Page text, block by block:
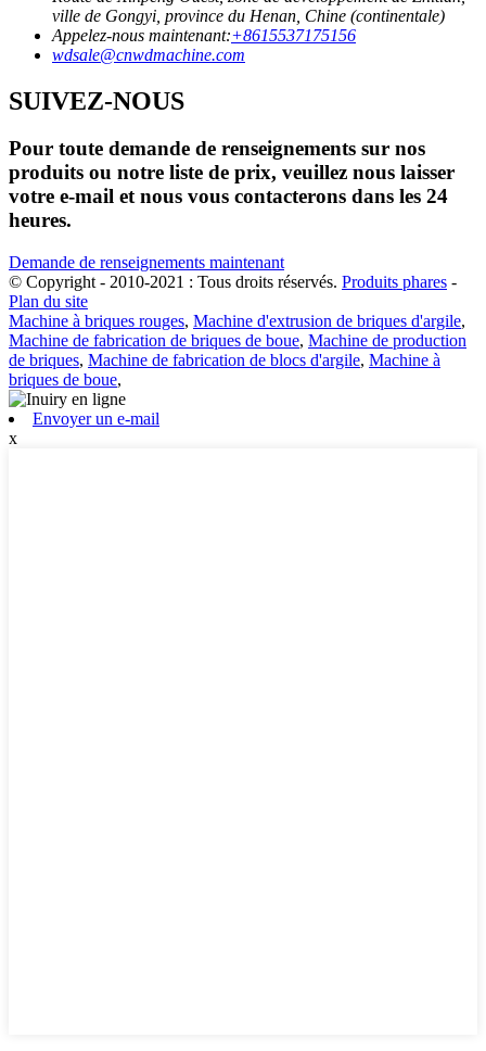
ville de Gongyi, province du Henan, Chine (continentale)
Appelez-nous maintenant:+8615537175156
wdsale@cnwdmachine.com
SUIVEZ-NOUS
Pour toute demande de renseignements sur nos
produits ou notre liste de prix, veuillez nous laisser
votre e-mail et nous vous contacterons dans les 24
heures.
Demande de renseignements maintenant
© Copyright - 2010-2021 : Tous droits réservés. Produits phares -
Plan du site
Machine à briques rouges, Machine d'extrusion de briques d'argile,
Machine de fabrication de briques de boue, Machine de production
de briques, Machine de fabrication de blocs d'argile, Machine à
briques de boue,
Envoyer un e-mail
x